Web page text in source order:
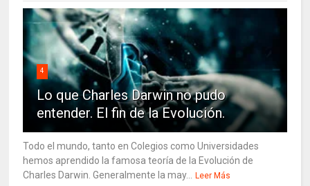
4
Lo que Charles Darwin no pudo
entender. El fin de la Evolución.
Todo el mundo, tanto en Colegios como Universidades
hemos aprendido la famosa teoría de la Evolución de
Charles Darwin. Generalmente la may...
Leer Más